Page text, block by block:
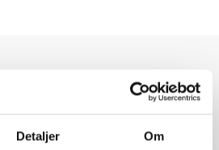
Detaljer Om